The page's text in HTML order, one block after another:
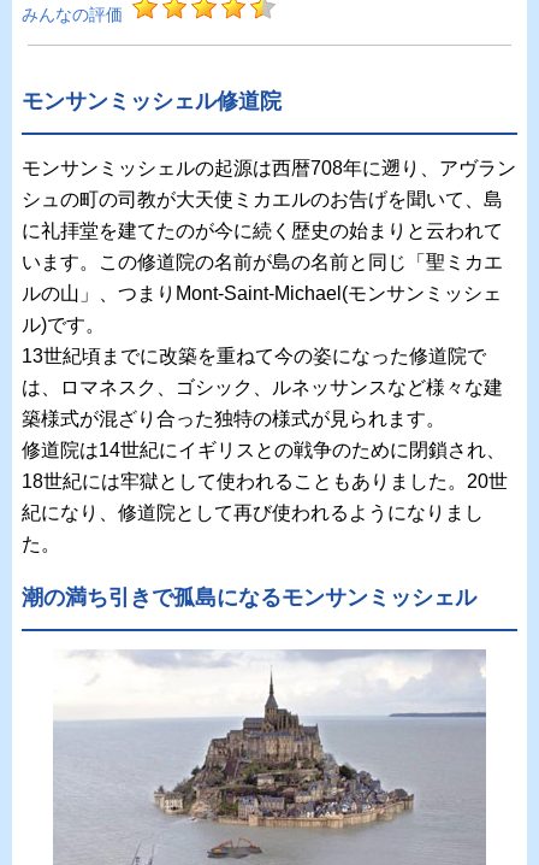
みんなの評価
モンサンミッシェル修道院
モンサンミッシェルの起源は西暦708年に遡り、アヴラン
シュの町の司教が大天使ミカエルのお告げを聞いて、島
に礼拝堂を建てたのが今に続く歴史の始まりと云われて
います。この修道院の名前が島の名前と同じ「聖ミカエ
ルの山」、つまりMont-Saint-Michael(モンサンミッシェ
ル)です。
13世紀頃までに改築を重ねて今の姿になった修道院で
は、ロマネスク、ゴシック、ルネッサンスなど様々な建
築様式が混ざり合った独特の様式が見られます。
修道院は14世紀にイギリスとの戦争のために閉鎖され、
18世紀には牢獄として使われることもありました。20世
紀になり、修道院として再び使われるようになりまし
た。
潮の満ち引きで孤島になるモンサンミッシェル